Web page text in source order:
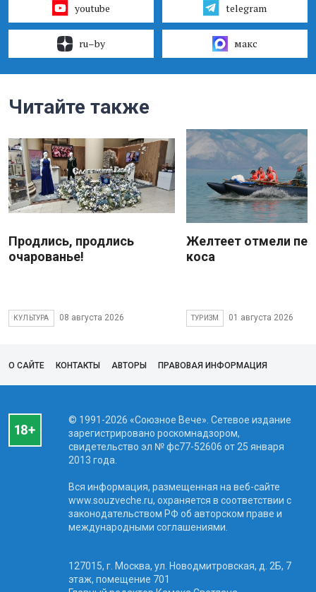
youtube telegram
ru–by макс
Читайте также
Продлись, продлись
очарованье!
КУЛЬТУРА 08 августа 2026
Желтеет отмели
коса
ТУРИЗМ 01 августа 2026
О САЙТЕ КОНТАКТЫ АВТОРЫ ПРАВОВАЯ ИНФОРМАЦИЯ
© 1991-2026 «Союзное Вече». Сетевое издание
зарегистрировано роскомнадзором,
свидетельство эл № фc77-52606 от 25 января
2013 года.
Вся информация, размещенная на веб-сайте
www.souzveche.ru, охраняется в соответствии с
законодательством РФ об авторском праве и
международными соглашениями.
127015, г. Москва, ул. Новодмитровская, д. 2Б, 7
этаж, помещение 701